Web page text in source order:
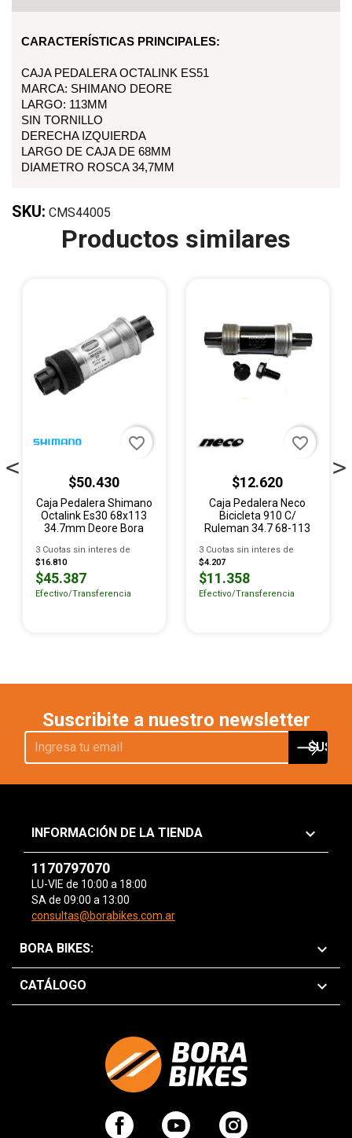
CARACTERÍSTICAS PRINCIPALES:
CAJA PEDALERA OCTALINK ES51
MARCA: SHIMANO DEORE
LARGO: 113MM
SIN TORNILLO
DERECHA IZQUIERDA
LARGO DE CAJA DE 68MM
DIAMETRO ROSCA 34,7MM
SKU: CMS44005
Productos similares
favorite_border
$50.430
Caja Pedalera Shimano
Octalink Es30 68x113
34.7mm Deore Bora
3 Cuotas sin interes de
$16.810
$45.387
Efectivo/Transferencia
favorite_border
$12.620
Caja Pedalera Neco
Bicicleta 910 C/
Ruleman 34.7 68-113
3 Cuotas sin interes de
$4.207
$11.358
Efectivo/Transferencia
Suscribite a nuestro newsletter
Facebook YouTube Instagram
INFORMACIÓN DE LA TIENDA keyboard_arrow_down
1170797070
LU-VIE de 10:00 a 18:00
SA de 09:00 a 13:00
consultas@borabikes.com.ar
BORA BIKES: 
CATÁLOGO 